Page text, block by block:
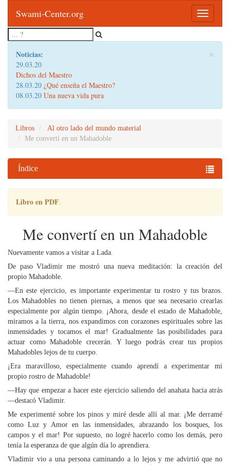
Toggle
Swami-Center.org
×
Noticias:
29.03.20
Dichos del Maestro
28.03.20 ¿Qué enseña el Maestro?
08.03.20 Una nueva vida pura
Libros
Al otro lado del mundo material
Me convertí en un Mahadoble
Índice
Libro en PDF.
Me convertí en un Mahadoble
Nuevamente vamos a visitar a Lada.
De paso Vladimir me mostró una nueva meditación: la creación del
propio Mahadoble.
—En este ejercicio, es importante experimentar tu rostro y tus brazos.
Los Mahadobles no tienen piernas, a menos que sea necesario crearlas
especialmente por algún tiempo. ¡Ahora, desde el estado de Mahadoble,
miramos a la tierra, nos expandimos con corazones espirituales sobre las
inmensidades y tocamos el mar! Gradualmente las posibilidades para
actuar como Mahadoble crecerán. Y luego podrás crear tus propios
Mahadobles lejos de tu cuerpo.
¡Era maravilloso, especialmente cuando aprendí a experimentar mi
propio rostro de Mahadoble!
—Hay que empezar a hacer este ejercicio saliendo del anahata hacia atrás
—destacó Vladimir.
Me experimenté sobre los pinos y miré desde allí al mar. ¡Me derramé
como Luz y Amor en las inmensidades, abrazando los bosques, los
campos y el mar! Por supuesto, no logré hacerlo como los demás, pero
tenía la esperanza de que algún día lo aprendiera.
Vladimir vio a una persona caminando a lo lejos y me advirtió que no